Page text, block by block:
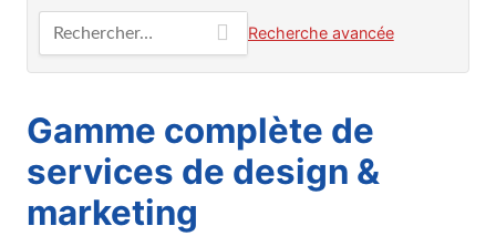
Recherche avancée
Gamme complète de
services de design &
marketing